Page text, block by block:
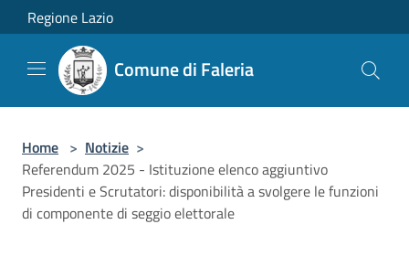
Salta al contenuto principale
Regione Lazio
Comune di Faleria
Home > Notizie >
Referendum 2025 - Istituzione elenco aggiuntivo
Presidenti e Scrutatori: disponibilità a svolgere le funzioni
di componente di seggio elettorale